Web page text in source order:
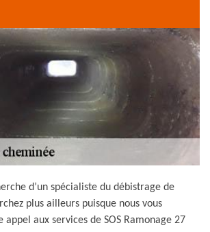
d’un spécialiste du débistrage de
plus ailleurs puisque nous vous
aux services de SOS Ramonage 27